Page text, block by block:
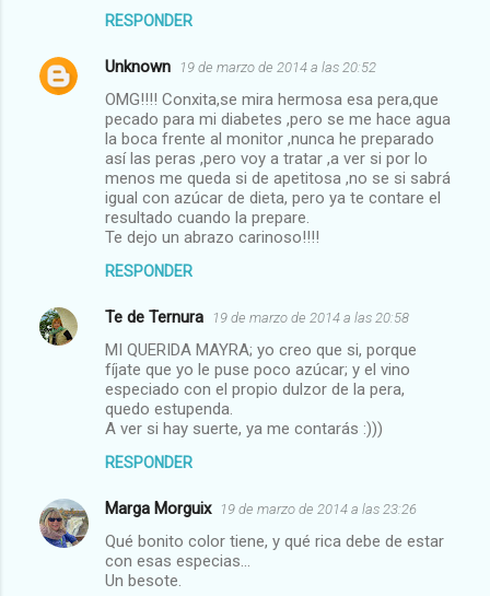
RESPONDER
Unknown 19 de marzo de 2014 a las 20:52
OMG!!!! Conxita,se mira hermosa esa pera,que
pecado para mi diabetes ,pero se me hace agua
la boca frente al monitor ,nunca he preparado
así las peras ,pero voy a tratar ,a ver si por lo
menos me queda si de apetitosa ,no se si sabrá
igual con azúcar de dieta, pero ya te contare el
resultado cuando la prepare.
Te dejo un abrazo carinoso!!!!
RESPONDER
Te de Ternura 19 de marzo de 2014 a las 20:58
MI QUERIDA MAYRA; yo creo que si, porque
fíjate que yo le puse poco azúcar; y el vino
especiado con el propio dulzor de la pera,
quedo estupenda.
A ver si hay suerte, ya me contarás :)))
RESPONDER
Marga Morguix 19 de marzo de 2014 a las 23:26
Qué bonito color tiene, y qué rica debe de estar
con esas especias...
Un besote.